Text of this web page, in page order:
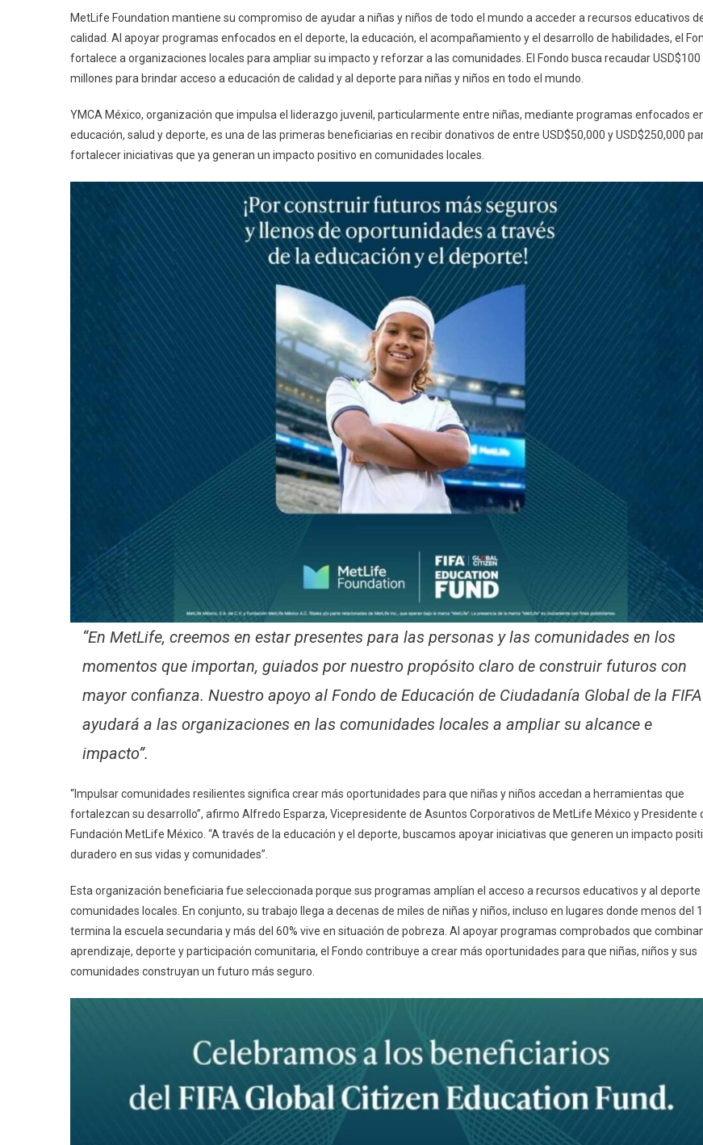
MetLife Foundation mantiene su compromiso de ayudar a niñas y niños de todo el mundo a acceder a recursos educativos
calidad. Al apoyar programas enfocados en el deporte, la educación, el acompañamiento y el desarrollo de habilidades, el
fortalece a organizaciones locales para ampliar su impacto y reforzar a las comunidades. El Fondo busca recaudar USD$100
millones para brindar acceso a educación de calidad y al deporte para niñas y niños en todo el mundo.
YMCA México, organización que impulsa el liderazgo juvenil, particularmente entre niñas, mediante programas enfocados
educación, salud y deporte, es una de las primeras beneficiarias en recibir donativos de entre USD$50,000 y USD$250,000
fortalecer iniciativas que ya generan un impacto positivo en comunidades locales.
“En MetLife, creemos en estar presentes para las personas y las comunidades en los
momentos que importan, guiados por nuestro propósito claro de construir futuros con
mayor confianza. Nuestro apoyo al Fondo de Educación de Ciudadanía Global de la FIFA
ayudará a las organizaciones en las comunidades locales a ampliar su alcance e
impacto”.
“Impulsar comunidades resilientes significa crear más oportunidades para que niñas y niños accedan a herramientas que
fortalezcan su desarrollo”, afirmo Alfredo Esparza, Vicepresidente de Asuntos Corporativos de MetLife México y Presidente
Fundación MetLife México. “A través de la educación y el deporte, buscamos apoyar iniciativas que generen un impacto
duradero en sus vidas y comunidades”.
Esta organización beneficiaria fue seleccionada porque sus programas amplían el acceso a recursos educativos y al deporte
comunidades locales. En conjunto, su trabajo llega a decenas de miles de niñas y niños, incluso en lugares donde menos del
termina la escuela secundaria y más del 60% vive en situación de pobreza. Al apoyar programas comprobados que
aprendizaje, deporte y participación comunitaria, el Fondo contribuye a crear más oportunidades para que niñas, niños y sus
comunidades construyan un futuro más seguro.